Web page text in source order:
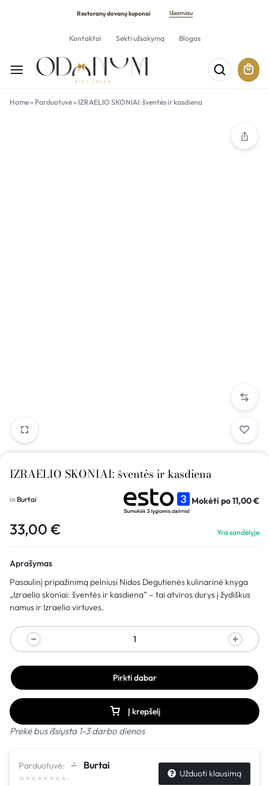
Restoranų dovanų kuponai Išsamiau
Kontaktai Sekti užsakymą Blogas
Home» Parduotuvė» IZRAELIO SKONIAI: šventės ir kasdiena
IZRAELIO SKONIAI: šventės ir kasdiena
in Burtai Mokėti po11,00€
33,00 € Yra sandėlyje
Aprašymas
Pasaulinį pripažinimą pelniusi Nidos Degutienės kulinarinė knyga
„Izraelio skoniai: šventės ir kasdiena” – tai atviros durys į žydiškus
namus ir Izraelio virtuves.
Į krepšelį
Pirkti dabar
Prekė bus išsiųsta 1-3 darbo dienos
Parduotuvė: Burtai
Užduoti klausimą